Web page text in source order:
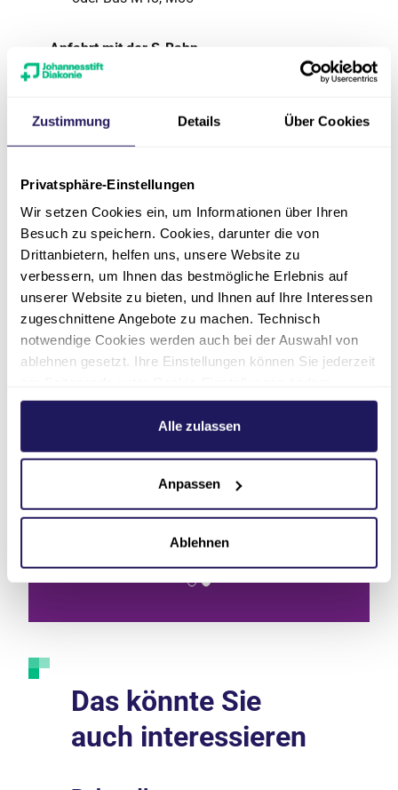
Zustimmung Details Über Cookies
Privatsphäre-Einstellungen
Wir setzen Cookies ein, um Informationen über Ihren
Besuch zu speichern. Cookies, darunter die von
Drittanbietern, helfen uns, unsere Website zu
verbessern, um Ihnen das bestmögliche Erlebnis auf
unserer Website zu bieten, und Ihnen auf Ihre Interessen
zugeschnittene Angebote zu machen. Technisch
notwendige Cookies werden auch bei der Auswahl von
ablehnen gesetzt. Ihre Einstellungen können Sie jederzeit
Weitere Informationen hierzu finden Sie in unserer
.Alle zulassen
Anpassen
Ablehnen
Anfahrt mit der S-Bahn
S1, S2, S25, S26 bis Potsdamer Platz, ca. 10
Anfahrt mit dem
Auto
Route planen
Das könnte Sie
auch interessieren